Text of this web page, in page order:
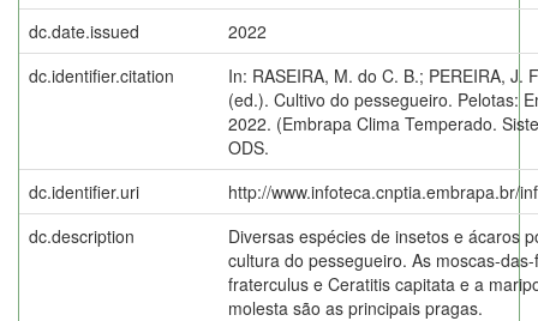
dc.date.issued
2022
dc.identifier.citation
In: RASEIRA, M. do C. B.; PEREIRA, J.
(ed.). Cultivo do pessegueiro. Pelotas:
2022. (Embrapa Clima Temperado.
ODS.
dc.identifier.uri
http://www.infoteca.cnptia.embrapa.br/
dc.description
Diversas espécies de insetos e ácaros
cultura do pessegueiro. As moscas-
fraterculus e Ceratitis capitata e a
molesta são as principais pragas.